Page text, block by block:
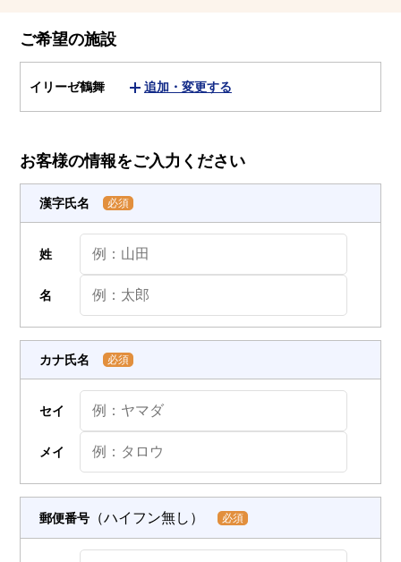
有料老人ホームを選ぶ時のポイント
その他
ご希望の施設
イリーゼ鶴舞 追加・変更する
お客様の情報をご入力ください
漢字氏名 必須
姓
名
カナ氏名 必須
セイ
メイ
郵便番号（ハイフン無し） 必須